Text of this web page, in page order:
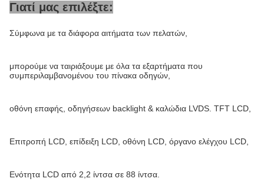
Γιατί μας επιλέξτε:
Σύμφωνα με τα διάφορα αιτήματα των πελατών,
μπορούμε να ταιριάξουμε με όλα τα εξαρτήματα που
συμπεριλαμβανομένου του πίνακα οδηγών,
οθόνη επαφής, οδηγήσεων backlight & καλώδια LVDS. TFT LCD,
Επιτροπή LCD, επίδειξη LCD, οθόνη LCD, όργανο ελέγχου LCD,
Ενότητα LCD από 2,2 ίντσα σε 88 ίντσα.